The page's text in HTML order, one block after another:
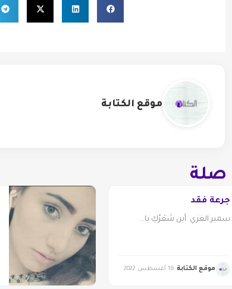
موقع الكتابة
صلة
جرعة فقد
سمير الغزي أين شَعْرُكِ يا...
موقع الكتابة 16 أغسطس 2022